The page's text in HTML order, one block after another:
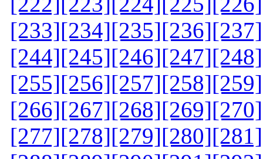
[233][234][235][236][237]
[244][245][246][247][248]
[255][256][257][258][259]
[266][267][268][269][270]
[277][278][279][280][281]